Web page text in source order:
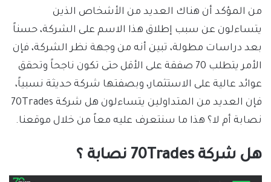
من المؤكد أن هناك العديد من الأشخاص الذين
يتساءلون عن سبب إطلاق هذا الاسم على الشركة، حسناً
بعد دراسات مطولة، تبين أنه من وجهة نظر الشركة، فإن
الأمر يتطلب 70 صفقة على الأقل حتى تكون ناجحاً وتحقق
عوائد عالية على الاستثمار، وبصفتها شركة حديثة نسبياً،
فإن العديد من المتداولين يتساءلون هل شركة 70Trades
نصابة أم لا؟ هذا ما سنتعرف عليه معاً من خلال موقعنا.
هل شركة 70Trades نصابة ؟